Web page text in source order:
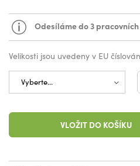
Odesíláme do 3
Velikosti jsou uvedeny v EU
VLOŽIT DO KOŠÍKU